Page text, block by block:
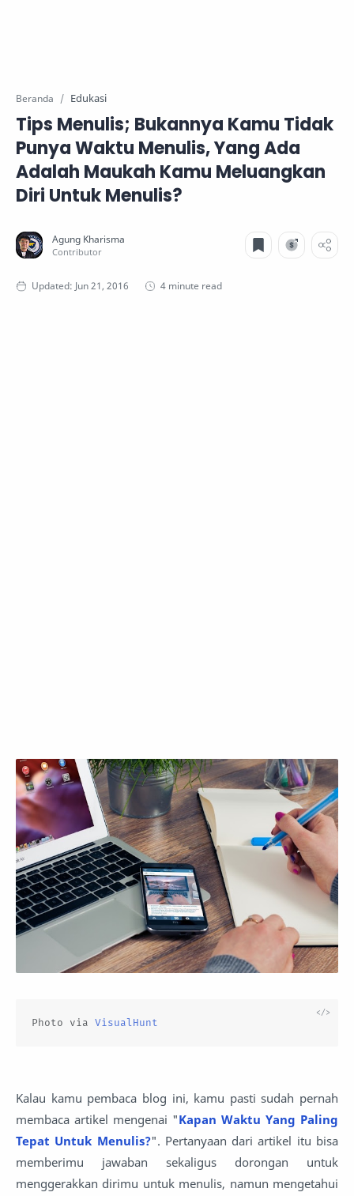
Beranda Edukasi
Tips Menulis; Bukannya Kamu Tidak
Punya Waktu Menulis, Yang Ada
Adalah Maukah Kamu Meluangkan
Diri Untuk Menulis?
4 minute read
Photo via VisualHunt
Kalau kamu pembaca blog ini, kamu pasti sudah pernah
membaca artikel mengenai "Kapan Waktu Yang Paling
Tepat Untuk Menulis?". Pertanyaan dari artikel itu bisa
memberimu jawaban sekaligus dorongan untuk
menggerakkan dirimu untuk menulis, namun mengetahui